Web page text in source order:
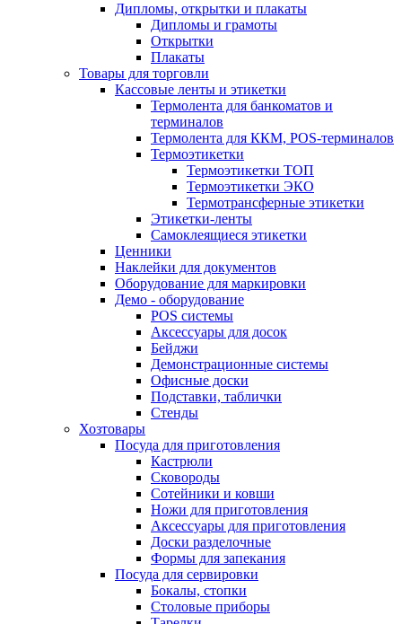
Дипломы, открытки и плакаты
Дипломы и грамоты
Открытки
Плакаты
Товары для торговли
Кассовые ленты и этикетки
Термолента для банкоматов и
терминалов
Термолента для ККМ, POS-терминалов
Термоэтикетки
Термоэтикетки ТОП
Термоэтикетки ЭКО
Термотрансферные этикетки
Этикетки-ленты
Самоклеящиеся этикетки
Ценники
Наклейки для документов
Оборудование для маркировки
Демо - оборудование
POS системы
Аксессуары для досок
Бейджи
Демонстрационные системы
Офисные доски
Подставки, таблички
Стенды
Хозтовары
Посуда для приготовления
Кастрюли
Сковороды
Сотейники и ковши
Ножи для приготовления
Аксессуары для приготовления
Доски разделочные
Формы для запекания
Посуда для сервировки
Бокалы, стопки
Столовые приборы